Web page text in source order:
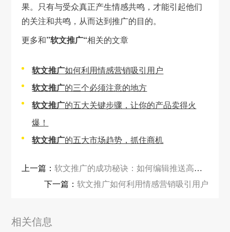
果。只有与受众真正产生情感共鸣，才能引起他们
的关注和共鸣，从而达到推广的目的。
更多和”软文推广“相关的文章
软文推广如何利用情感营销吸引用户
软文推广的三个必须注意的地方
软文推广的五大关键步骤，让你的产品卖得火
爆！
软文推广的五大市场趋势，抓住商机
上一篇：软文推广的成功秘诀：如何编辑推送高质量内容？
下一篇： 软文推广如何利用情感营销吸引用户
相关信息